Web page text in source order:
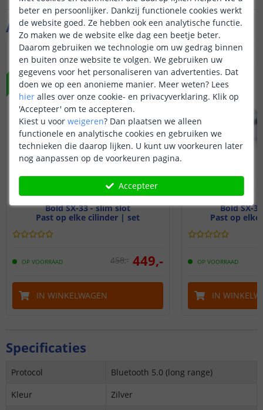
Aanvullende producten
NIEUW
Bold SX-33 - slim slot
Past op elke cilinder | set
OP VOORRAAD 458,- 449,-
IN WINKELWAGEN
NIEUW
Bold SX-
Past op
OP VOORRAAD
IN
Specificaties
Protocol
Bluetooth 5.0 (long range)
Kleur
Zilver
beter en persoonlijker. Dankzij functionele cookies werkt
de website goed. Ze hebben ook een analytische functie.
Zo maken we de website elke dag een beetje beter.
Daarom gebruiken we technologie om uw gedrag binnen
en buiten onze website te volgen. We gebruiken uw
gegevens voor het personaliseren van advertenties. Dat
doen we op een anonieme manier. Meer weten? Lees
hier alles over onze cookie- en privacyverklaring. Klik op
'Accepteer' om te accepteren.
Kiest u voor weigeren? Dan plaatsen we alleen
functionele en analytische cookies en gebruiken we
technieken die daarop lijken. U kunt uw voorkeuren later
nog aanpassen op de voorkeuren pagina.
Accepteer